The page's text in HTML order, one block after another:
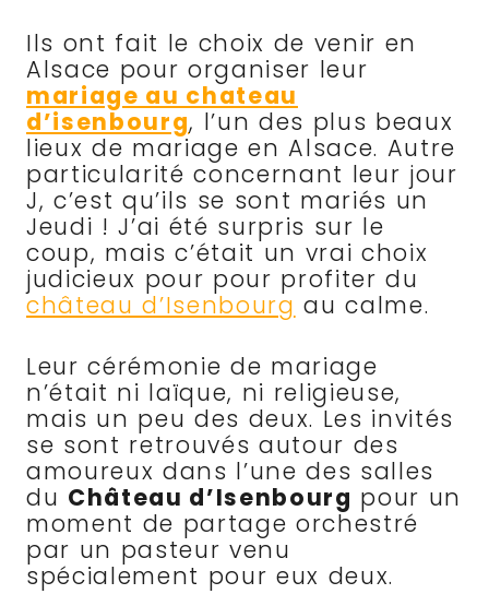
Ils ont fait le choix de venir en
Alsace pour organiser leur
mariage au chateau
d’isenbourg, l’un des plus beaux
lieux de mariage en Alsace. Autre
particularité concernant leur jour
J, c’est qu’ils se sont mariés un
Jeudi ! J’ai été surpris sur le
coup, mais c’était un vrai choix
judicieux pour pour profiter du
château d’Isenbourg au calme.
Leur cérémonie de mariage
n’était ni laïque, ni religieuse,
mais un peu des deux. Les invités
se sont retrouvés autour des
amoureux dans l’une des salles
du Château d’Isenbourg pour un
moment de partage orchestré
par un pasteur venu
spécialement pour eux deux.